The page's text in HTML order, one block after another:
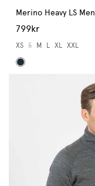
Merino Heavy LS Men
799kr
XS S M L XL XXL